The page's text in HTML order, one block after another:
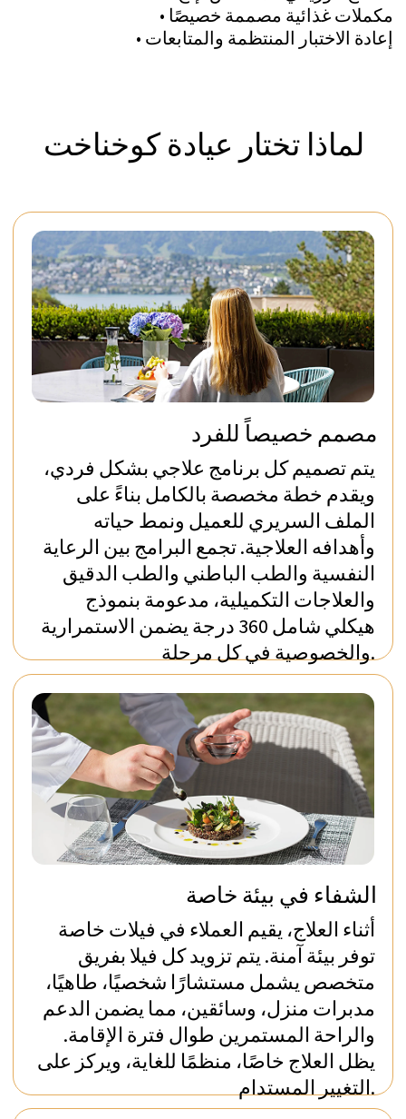
صحة المرأة
طول العمر BIO-R®: مخطط
إزالة السموم
المزيد من المعلومات
قبول المرضى الدوليين
سيقوم فريقنا بإرشادك خلال عملية القبول
بأكملها في عيادة كوخناخت وسيساعدك في أي
أسئلة تتعلق بإقامتك في العيادة. في أي وقت،
يمكنك تحديد موعد لاستشارة عبر الإنترنت مع
أحد أخصائيي علم النفس ذوي الخبرة لدينا
لمعالجة الشكوك بشأن صحتك أو برنامج إعادة
التأهيل الخاص بك.